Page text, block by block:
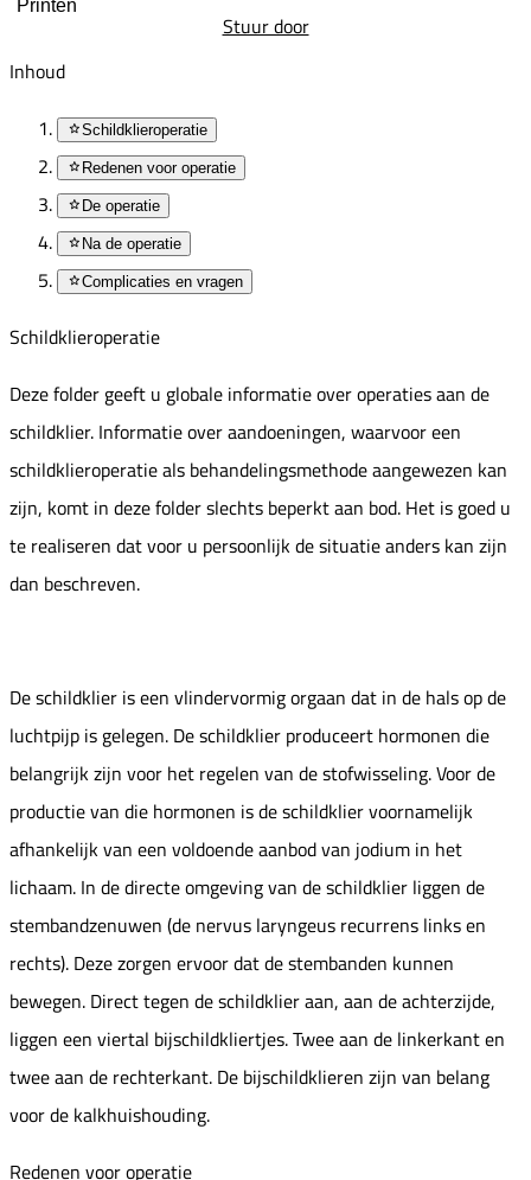
Printen
Stuur door
Inhoud
Schildklieroperatie
Redenen voor operatie
De operatie
Na de operatie
Complicaties en vragen
Schildklieroperatie
Deze folder geeft u globale informatie over operaties aan de
schildklier. Informatie over aandoeningen, waarvoor een
schildklieroperatie als behandelingsmethode aangewezen kan
zijn, komt in deze folder slechts beperkt aan bod. Het is goed u
te realiseren dat voor u persoonlijk de situatie anders kan zijn
dan beschreven.
De schildklier is een vlindervormig orgaan dat in de hals op de
luchtpijp is gelegen. De schildklier produceert hormonen die
belangrijk zijn voor het regelen van de stofwisseling. Voor de
productie van die hormonen is de schildklier voornamelijk
afhankelijk van een voldoende aanbod van jodium in het
lichaam. In de directe omgeving van de schildklier liggen de
stembandzenuwen (de nervus laryngeus recurrens links en
rechts). Deze zorgen ervoor dat de stembanden kunnen
bewegen. Direct tegen de schildklier aan, aan de achterzijde,
liggen een viertal bijschildkliertjes. Twee aan de linkerkant en
twee aan de rechterkant. De bijschildklieren zijn van belang
voor de kalkhuishouding.
Redenen voor operatie